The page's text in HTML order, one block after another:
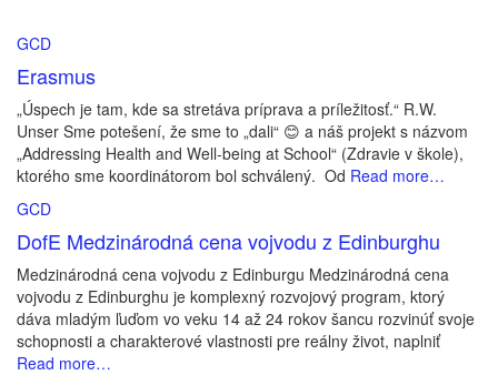
GCD
Erasmus
„Úspech je tam, kde sa stretáva príprava a príležitosť.“ R.W.
Unser Sme potešení, že sme to „dali“ 😊 a náš projekt s názvom
„Addressing Health and Well-being at School“ (Zdravie v škole),
ktorého sme koordinátorom bol schválený. Od Read more…
GCD
DofE Medzinárodná cena vojvodu z Edinburghu
Medzinárodná cena vojvodu z Edinburgu Medzinárodná cena
vojvodu z Edinburghu je komplexný rozvojový program, ktorý
dáva mladým ľuďom vo veku 14 až 24 rokov šancu rozvinúť svoje
schopnosti a charakterové vlastnosti pre reálny život, naplniť
Read more…